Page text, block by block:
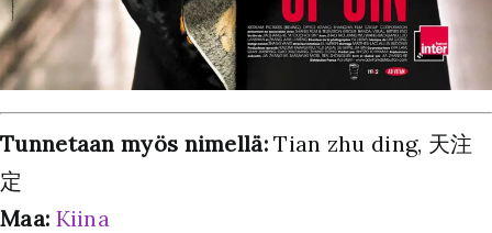
Tunnetaan myös nimellä:Tian zhu ding, 天注
定
Maa: Kiina